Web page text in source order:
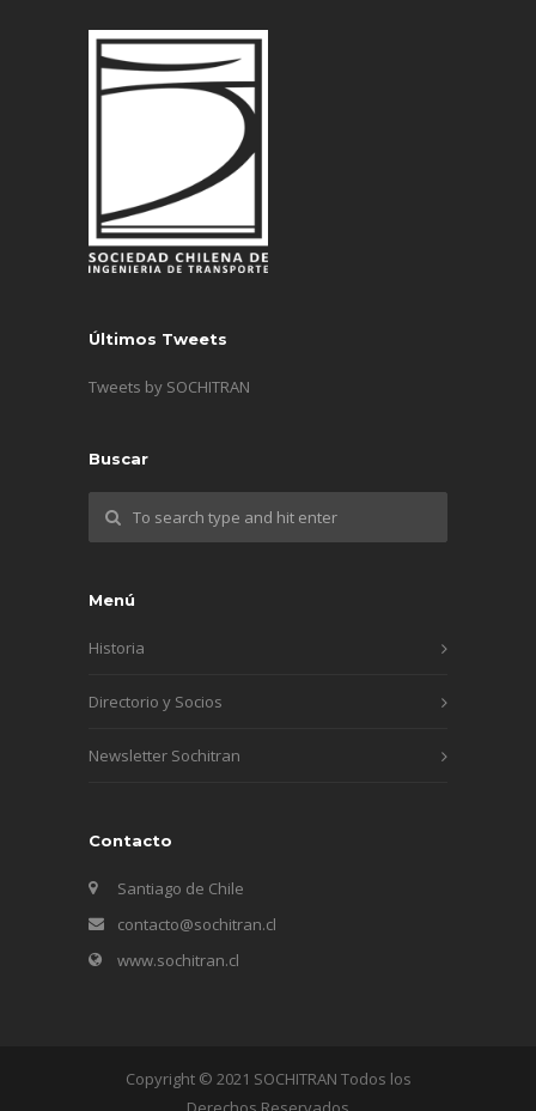
Últimos Tweets
Tweets by SOCHITRAN
Buscar
Menú
Historia
Directorio y Socios
Newsletter Sochitran
Contacto
Santiago de Chile
contacto@sochitran.cl
www.sochitran.cl
Copyright © 2021 SOCHITRAN Todos los